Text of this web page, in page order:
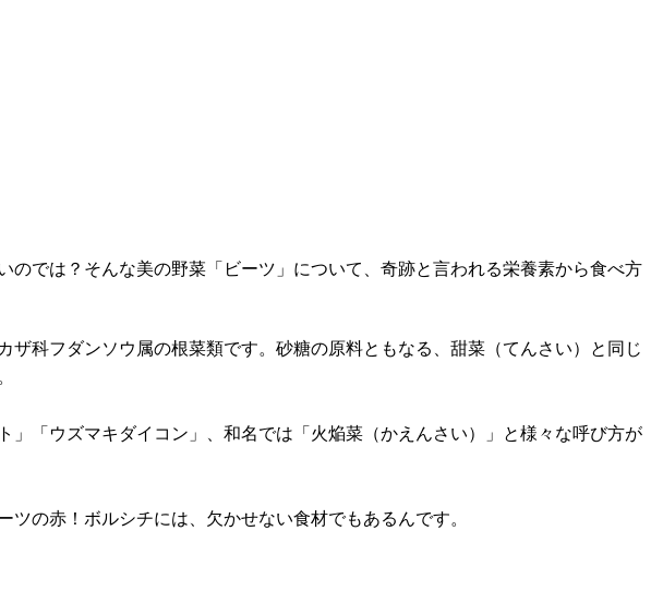
では？そんな美の野菜「ビーツ」について、奇跡と言われる栄養素から食べ方
科フダンソウ属の根菜類です。砂糖の原料ともなる、甜菜（てんさい）と同じ
「ウズマキダイコン」、和名では「火焔菜（かえんさい）」と様々な呼び方が
の赤！ボルシチには、欠かせない食材でもあるんです。